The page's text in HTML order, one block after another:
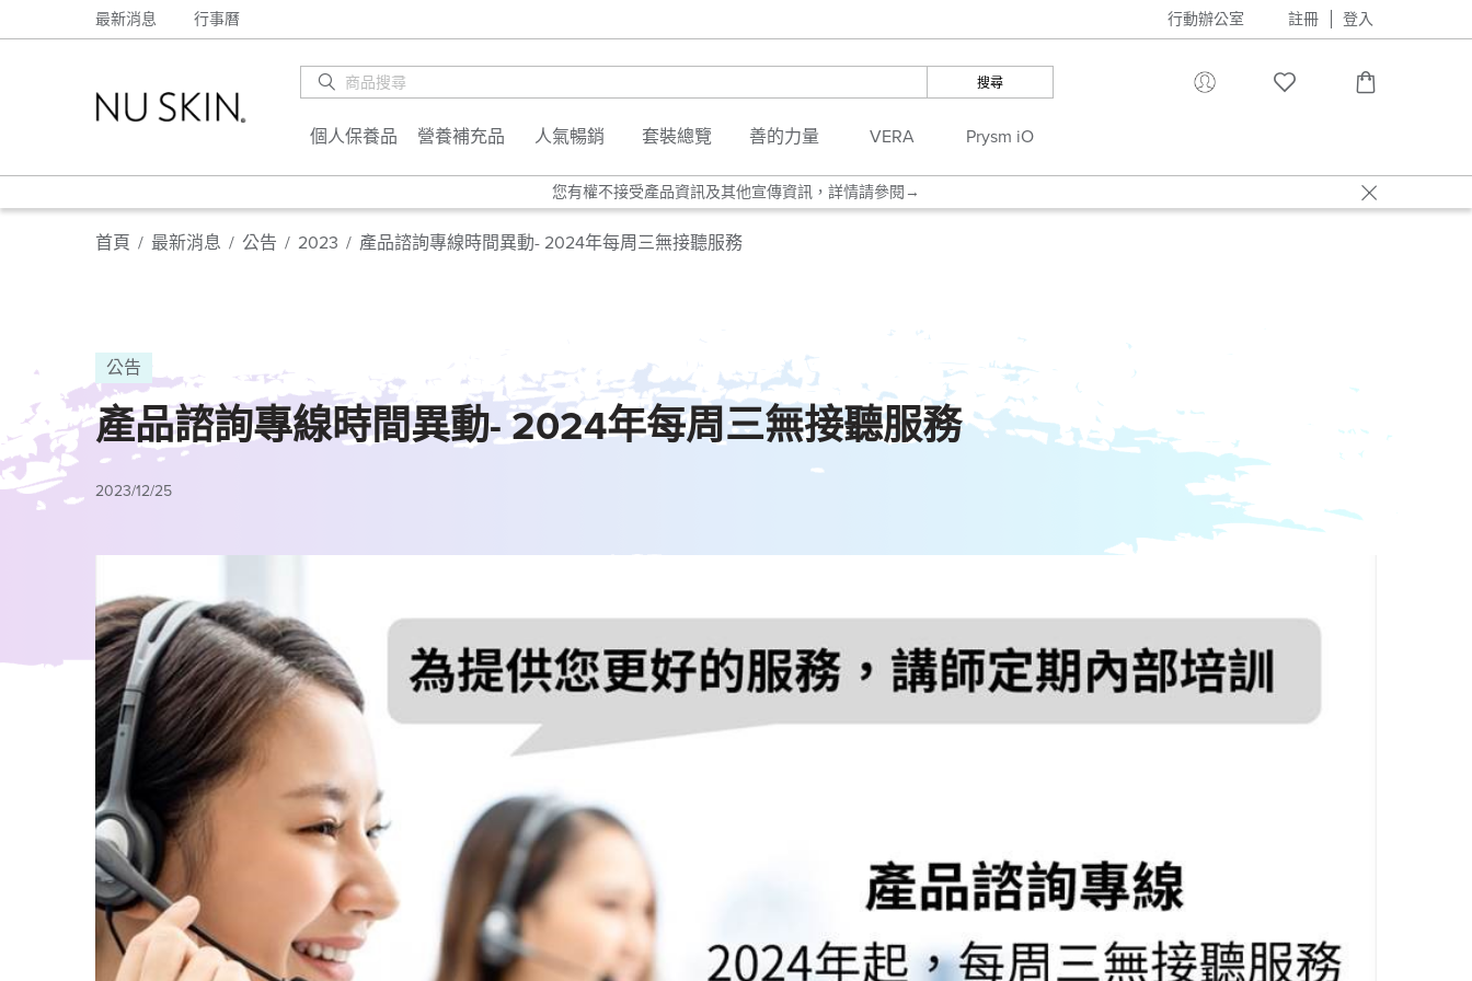
最新消息 行事曆 行動辦公室 註冊 登入
搜尋
個人保養品 營養補充品 人氣暢銷 套裝總覽 善的力量 VERA Prysm iO
🎯警惕非官方管道，遠離假貨陷阱！👉
您有權不接受產品資訊及其他宣傳資訊，詳情請參閱→
首頁 / 最新消息 / 公告 / 2023 / 產品諮詢專線時間異動- 2024年每周三無接聽服務
公告
產品諮詢專線時間異動- 2024年每周三無接聽服務
2023/12/25